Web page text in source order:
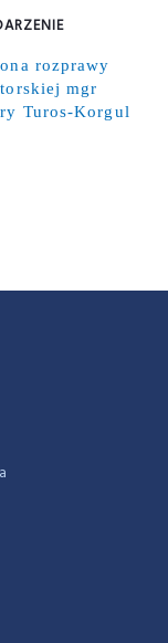
rozprawy
mgr
Turos-Korgul